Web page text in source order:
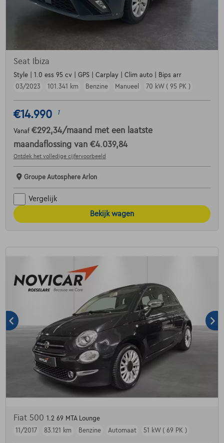
Seat Ibiza
Style | 1.0 ess 95 cv | GPS | Carplay | Clim auto | Bips arr
03/2023
101.341 km Benzine Manueel 70 kW ( 95 PK )
€14.990 1
Vanaf €292,34/maand met een laatste
maandaflossing van €4.039,84
Ontdek het volledige cijfervoorbeeld
Groupe Autosphere Arlon
Vergelijk
Bekijk wagen
Fiat 500 1.2 69 MTA Lounge
11/2017
83.121 km Benzine Automaat 51 kW ( 69 PK )